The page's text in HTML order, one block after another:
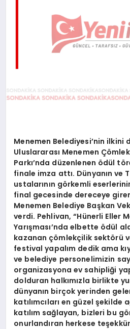
Menemen Belediyesi’nin ilkini
Uluslararası Menemen
Parkı’nda düzenlenen ödül
finale imza attı. Dünyanın ve
ustalarının görkemli
final gecesinde dereceye
Menemen Belediye Başkan
verdi. Pehlivan, “Hünerli Eller
Yarışması’nda elbette ödül
kazanan çömlekçilik sektörü
festival yapalım dedik ama
ve belediye personelimizin
organizasyona ev sahipliği
dolduran halkımızla birlikte
dünyanın birçok yerinden
katılımcıları en güzel şekilde
katılım sağlayan, bizleri bu
onurlandıran herkese